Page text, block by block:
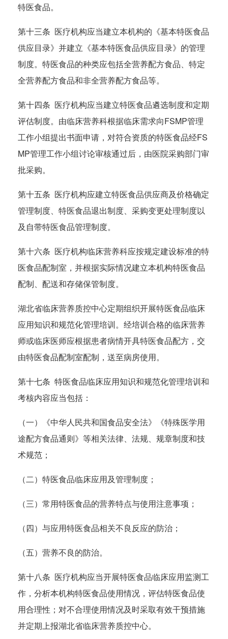
特医食品。
第十三条 医疗机构应当建立本机构的《基本特医食品
供应目录》并建立《基本特医食品供应目录》的管理
制度。特医食品的种类应包括全营养配方食品、特定
全营养配方食品和非全营养配方食品等。
第十四条 医疗机构应当建立特医食品遴选制度和定期
评估制度。由临床营养科根据临床需求向FSMP管理
工作小组提出书面申请，对符合资质的特医食品经FS
MP管理工作小组讨论审核通过后，由医院采购部门审
批采购。
第十五条 医疗机构应建立特医食品供应商及价格确定
管理制度、特医食品退出制度、采购变更处理制度以
及自带特医食品管理制度。
第十六条 医疗机构临床营养科应按规定建设标准的特
医食品配制室，并根据实际情况建立本机构特医食品
配制、配送和存储保管制度。
湖北省临床营养质控中心定期组织开展特医食品临床
应用知识和规范化管理培训。经培训合格的临床营养
师或临床医师应根据患者病情开具特医食品配方，交
由特医食品配制室配制，送至病房使用。
第十七条 特医食品临床应用知识和规范化管理培训和
考核内容应当包括：
（一）《中华人民共和国食品安全法》《特殊医学用
途配方食品通则》等相关法律、法规、规章制度和技
术规范；
（二）特医食品临床应用及管理制度；
（三）常用特医食品的营养特点与使用注意事项；
（四）与应用特医食品相关不良反应的防治；
（五）营养不良的防治。
第十八条 医疗机构应当开展特医食品临床应用监测工
作，分析本机构特医食品使用情况，评估特医食品使
用合理性；对不合理使用情况及时采取有效干预措施
并定期上报湖北省临床营养质控中心。